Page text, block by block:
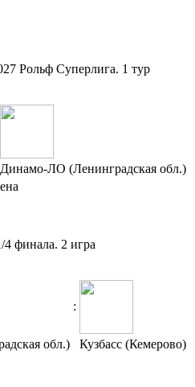
Рольф Суперлига. 1 тур
Динамо-ЛО (Ленинградская обл.)
финала. 2 игра
:
обл.) Кузбасс (Кемерово)